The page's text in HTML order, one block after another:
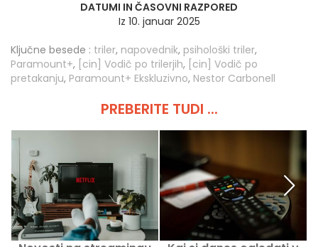
DATUMI IN ČASOVNI RAZPORED
Iz 10. januar 2025
Ključne besede : triler, napovednik, psihološki triler,
Paramount+, [cin] Vodič po trilerjih, [cin] Vodič po
pretakanju, Paramount+ Ekskluzivno, Nestor Carbonell
PREBERITE TUDI ...